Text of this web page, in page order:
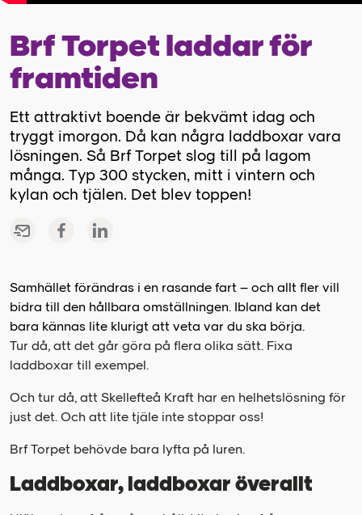
Brf Torpet laddar för
framtiden
Ett attraktivt boende är bekvämt idag och
tryggt imorgon. Då kan några laddboxar vara
lösningen. Så Brf Torpet slog till på lagom
många. Typ 300 stycken, mitt i vintern och
kylan och tjälen. Det blev toppen!
Samhället förändras i en rasande fart – och allt fler vill
bidra till den hållbara omställningen. Ibland kan det
bara kännas lite klurigt att veta var du ska börja.
Tur då, att det går göra på flera olika sätt. Fixa
laddboxar till exempel.
Och tur då, att Skellefteå Kraft har en helhetslösning för
just det. Och att lite tjäle inte stoppar oss!
Brf Torpet behövde bara lyfta på luren.
Laddboxar, laddboxar överallt